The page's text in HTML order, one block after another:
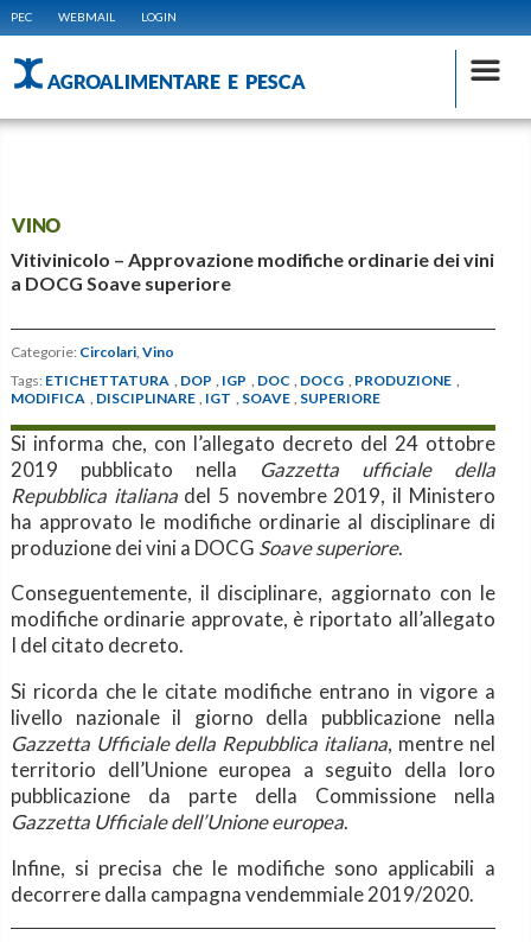
PEC WEBMAIL LOGIN
AGROALIMENTARE E PESCA
VINO
Vitivinicolo – Approvazione modifiche ordinarie dei vini
a DOCG Soave superiore
Categorie: Circolari, Vino
Tags: ETICHETTATURA , DOP , IGP , DOC , DOCG , PRODUZIONE ,
MODIFICA , DISCIPLINARE , IGT , SOAVE , SUPERIORE
Si informa che, con l’allegato decreto del 24 ottobre
2019 pubblicato nella
Gazzetta ufficiale della
Repubblica italianadel 5 novembre 2019, il Ministero
ha approvato le modifiche ordinarie al disciplinare di
produzione dei vini a DOCG Soave superiore.
Conseguentemente, il disciplinare, aggiornato con le
modifiche ordinarie approvate, è riportato all’allegato
I del citato decreto.
Si ricorda che le citate modifiche entrano in vigore a
livello nazionale il giorno della pubblicazione nella
Gazzetta Ufficiale della Repubblica italiana, mentre nel
territorio dell’Unione europea a seguito della loro
pubblicazione da parte della Commissione nella
Gazzetta Ufficiale dell’Unione europea.
Infine, si precisa che le modifiche sono applicabili a
decorrere dalla campagna vendemmiale 2019/2020.